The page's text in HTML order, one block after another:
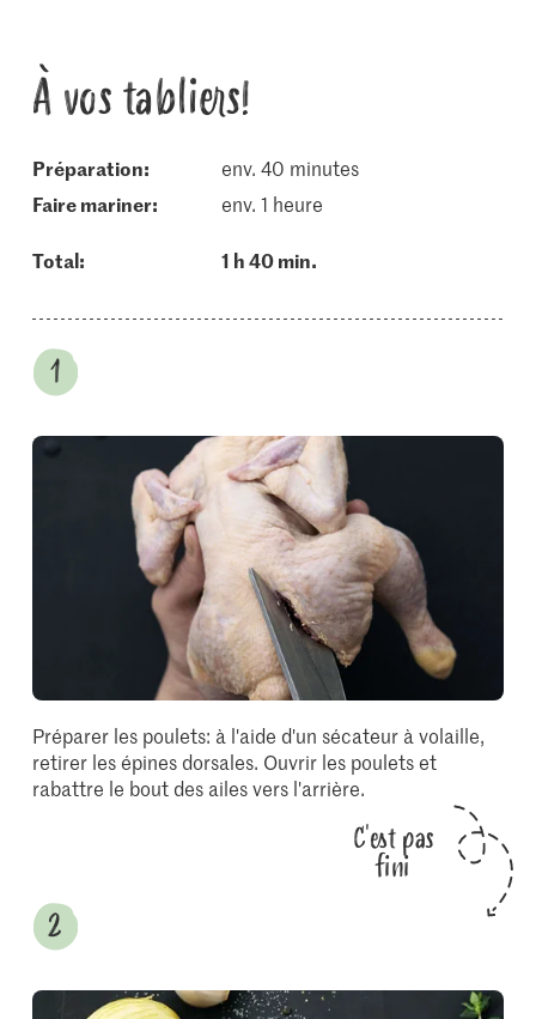
À vos tabliers!
Préparation:
env. 40 minutes
faire mariner:
env. 1 heure
Total: 1 h 40 min.
Préparer les poulets: à l'aide d'un sécateur à volaille,
retirer les épines dorsales. Ouvrir les poulets et
rabattre le bout des ailes vers l'arrière.
C'est pas
fini